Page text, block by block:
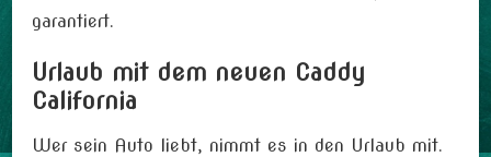
garantiert.
Urlaub mit dem neuen Caddy
California
Wer sein Auto liebt, nimmt es in den Urlaub mit.